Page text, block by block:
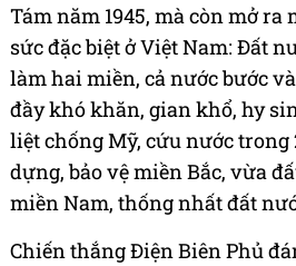
Tám năm 1945, mà còn mở
sức đặc biệt ở Việt Nam: Đất
làm hai miền, cả nước bước
đầy khó khăn, gian khổ, hy
liệt chống Mỹ, cứu nước trong
dựng, bảo vệ miền Bắc, vừa
miền Nam, thống nhất đất
Chiến thắng Điện Biên Phủ